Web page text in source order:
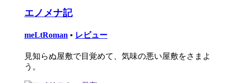
エノメナ記
meLtRoman • レビュー
見知らぬ屋敷で目覚めて、気味の悪い屋敷をさまよ
う。